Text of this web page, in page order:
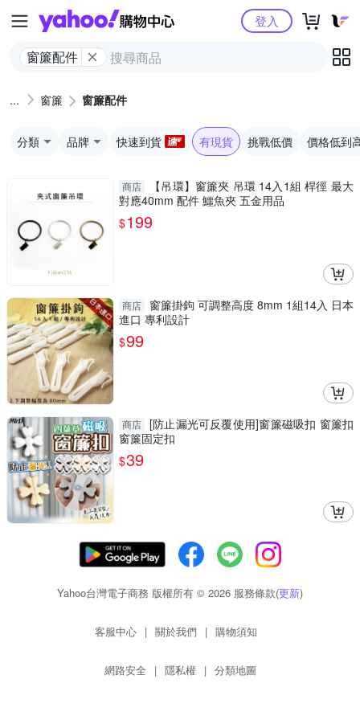
Yahoo購物中心
窗簾配件
登入
窗簾 窗簾配件
分類 品牌 快速到貨 有現貨 挑戰低價 價格低到
商店
【吊環】窗簾夾 吊環 14入1組 桿徑 最大
對應40mm 配件 鱷魚夾 五金用品
$199
商店
窗簾掛鉤 可調整高度 8mm 1組14入 日本
進口 專利設計
$99
商店 [防止漏光可反覆使用]窗簾磁吸扣 窗簾扣
窗簾固定扣
$39
Yahoo台灣電子商務 版權所有 © 2026 服務條款(更新)
客服中心 | 關於我們 | 購物須知
網路安全 | 隱私權 | 分類地圖